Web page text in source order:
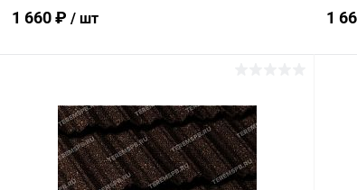
1 660 ₽ / шт
Купить в 1 клик Сравнение
В избранное Под заказ
1